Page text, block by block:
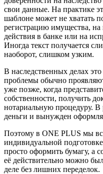
свои данные. На практике
шаблоне может не хватать
регистрацию имущества,
действия в банке или на
Иногда текст получается
наоборот, слишком узким.
В наследственных делах
проблемы обычно
уже позже, когда
собственности, получить
нотариальную процедуру. В
деньги и вынужден
Поэтому в ONE PLUS мы
индивидуальной
просто оформить бумагу, а
её действительно можно
деле без лишних переделок.